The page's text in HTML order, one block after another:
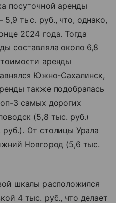
посуточной аренды
тыс. руб., что, однако,
2024 года. Тогда
составляла около 6,8
аренды
Южно-Сахалинск,
также подобралась
3 самых дорогих
(5,8 тыс. руб.)
руб.). От столицы Урала
Новгород (5,6 тыс.
шкалы расположился
4 тыс. руб., что делает